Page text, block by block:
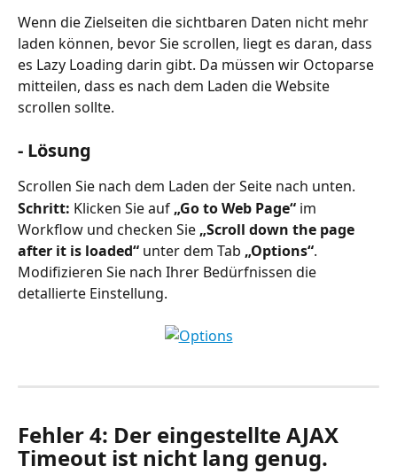
Wenn die Zielseiten die sichtbaren Daten nicht mehr
laden können, bevor Sie scrollen, liegt es daran, dass
es Lazy Loading darin gibt. Da müssen wir Octoparse
mitteilen, dass es nach dem Laden die Website
scrollen sollte.
- Lösung
Scrollen Sie nach dem Laden der Seite nach unten.
Schritt: Klicken Sie auf „Go to Web Page“ im
Workflow und checken Sie „Scroll down the page
after it is loaded“ unter dem Tab „Options“.
Modifizieren Sie nach Ihrer Bedürfnissen die
detallierte Einstellung.
Fehler 4: Der eingestellte AJAX
Timeout ist nicht lang genug.